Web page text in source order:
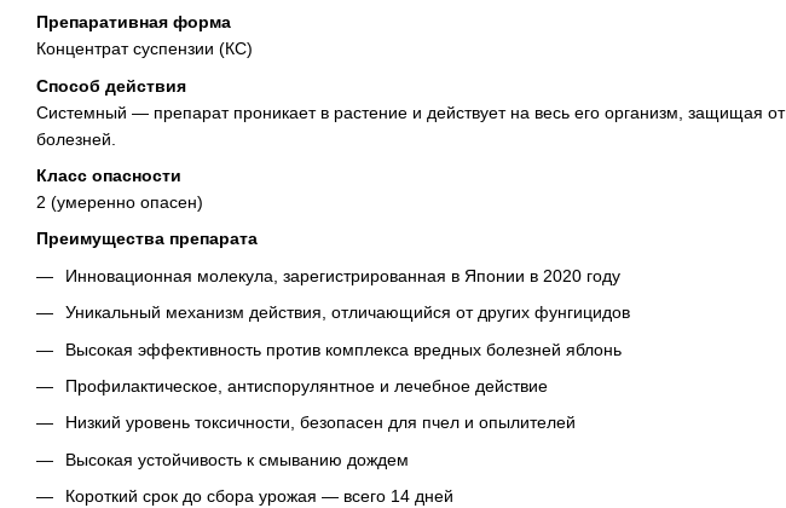
Препаративная форма
Концентрат суспензии (КС)
Способ действия
Системный — препарат проникает в растение и действует на весь его организм, защищая от
болезней.
Класс опасности
2 (умеренно опасен)
Преимущества препарата
Инновационная молекула, зарегистрированная в Японии в 2020 году
Уникальный механизм действия, отличающийся от других фунгицидов
Высокая эффективность против комплекса вредных болезней яблонь
Профилактическое, антиспорулянтное и лечебное действие
Низкий уровень токсичности, безопасен для пчел и опылителей
Высокая устойчивость к смыванию дождем
Короткий срок до сбора урожая — всего 14 дней